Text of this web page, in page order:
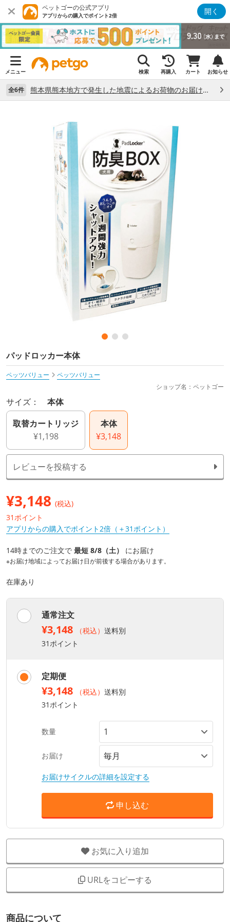
ペットゴーの公式アプリ
アプリからの購入でポイント2倍 開く
メニュー 検索 再購入 カート お知らせ
全6件 熊本県熊本地方で発生した地震によるお荷物のお届け状況について （7/28）
パッドロッカー本体
ペッツバリュー
ペッツバリュー
ショップ名：ペットゴー
サイズ： 本体
取替カートリッジ
¥1,198
本体
¥3,148
レビューを投稿する
¥3,148 (税込)
31ポイント
アプリからの購入でポイント2倍（＋31ポイント）
14時までのご注文で 最短 8/8（土） にお届け
※お届け地域によってお届け日が前後する場合があります。
在庫あり
通常注文
¥3,148 （税込） 送料別
31ポイント
定期便
¥3,148 （税込） 送料別
31ポイント
数量
お届け
お届けサイクルの詳細を設定する
申し込む
お気に入り追加
URLをコピーする
商品について